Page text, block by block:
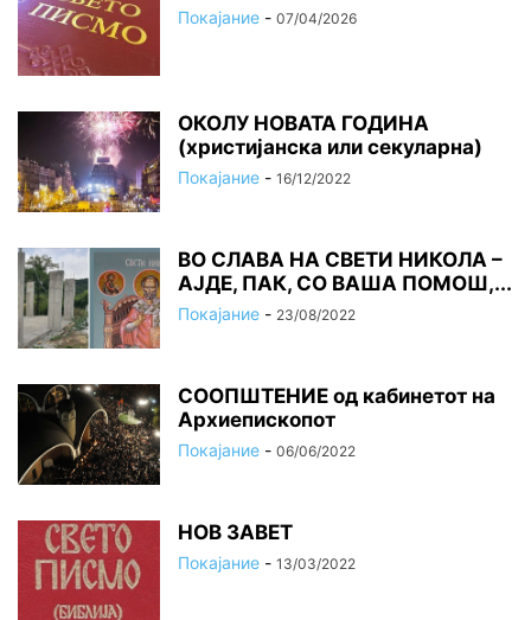
Покајание - 07/04/2026
ОКОЛУ НОВАТА ГОДИНА
(христијанска или секуларна)
Покајание - 16/12/2022
ВО СЛАВА НА СВЕТИ НИКОЛА –
АЈДЕ, ПАК, СО ВАША ПОМОШ,...
Покајание - 23/08/2022
СООПШТЕНИЕ од кабинетот на
Архиепископот
Покајание - 06/06/2022
НОВ ЗАВЕТ
Покајание - 13/03/2022